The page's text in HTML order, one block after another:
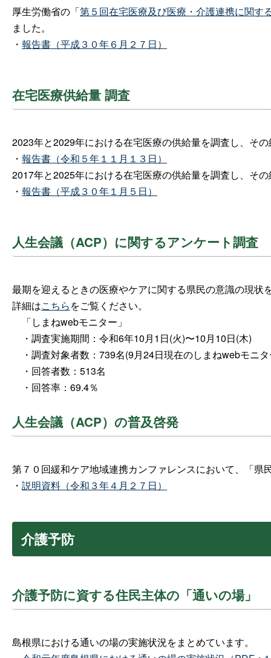
厚生労働省の「第５回在宅医療及び医療・介護連携に関す
ました。
・ 報告書（平成３０年６月２７日）
在宅医療供給量 調査
2023年と2029年における在宅医療の供給量を調査し、そ
・ 報告書（令和５年１１月１３日）
2017年と2025年における在宅医療の供給量を調査し、そ
・ 報告書（平成３０年１月５日）
人生会議（ACP）に関するアンケート調査
最期を迎えるときの医療やケアに関する県民の意識の現
詳細はこちらをご覧ください。
「しまねwebモニター」
・調査実施期間：令和6年10月1日(火)〜10月10日(木)
・調査対象者数：739名(9月24日現在のしまねwebモニ
・回答者数：513名
・回答率：69.4％
人生会議（ACP）の普及啓発
第７０回緩和ケア地域連携カンファレンスにおいて、「
・ 説明資料（令和３年４月２７日）
介護予防
介護予防に資する住民主体の「通いの場」
島根県における通いの場の実施状況をまとめています。